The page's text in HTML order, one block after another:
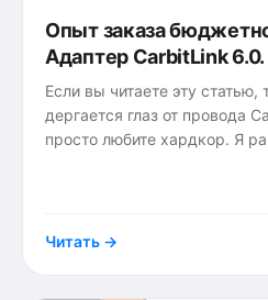
Опыт заказа
Адаптер CarbitLink
беспроводного
Android Auto
Если вы читаете эту статью,
дергается глаз от провода
просто любите хардкор. Я
Читать →